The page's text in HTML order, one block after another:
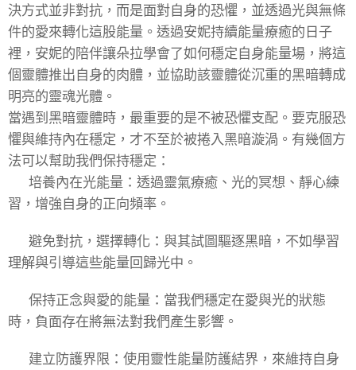
決方式並非對抗，而是面對自身的恐懼，並透過光與無條
件的愛來轉化這股能量。透過安妮持續能量療癒的日子
裡，安妮的陪伴讓朵拉學會了如何穩定自身能量場，將這
個靈體推出自身的肉體，並協助該靈體從沉重的黑暗轉成
明亮的靈魂光體。
當遇到黑暗靈體時，最重要的是不被恐懼支配。要克服恐
懼與維持內在穩定，才不至於被捲入黑暗漩渦。有幾個方
法可以幫助我們保持穩定：
🔥 培養內在光能量：透過靈氣療癒、光的冥想、靜心練
習，增強自身的正向頻率。
🔥 避免對抗，選擇轉化：與其試圖驅逐黑暗，不如學習
理解與引導這些能量回歸光中。
🔥 保持正念與愛的能量：當我們穩定在愛與光的狀態
時，負面存在將無法對我們產生影響。
🔥 建立防護界限：使用靈性能量防護結界，來維持自身